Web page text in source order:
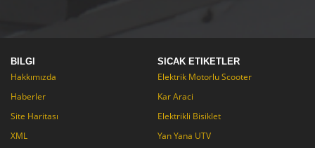
BILGI
Hakkımızda
Haberler
Site Haritası
XML
SICAK ETIKETLER
Elektrik Motorlu Scooter
Kar Araci
Elektrikli Bisiklet
Yan Yana UTV